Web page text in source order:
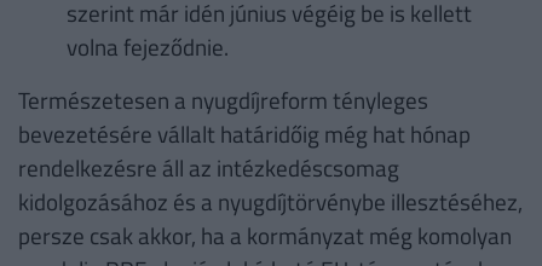
szerint már idén június végéig be is kellett
volna fejeződnie.
Természetesen a nyugdíjreform tényleges
bevezetésére vállalt határidőig még hat hónap
rendelkezésre áll az intézkedéscsomag
kidolgozásához és a nyugdíjtörvénybe illesztéséhez,
persze csak akkor, ha a kormányzat még komolyan